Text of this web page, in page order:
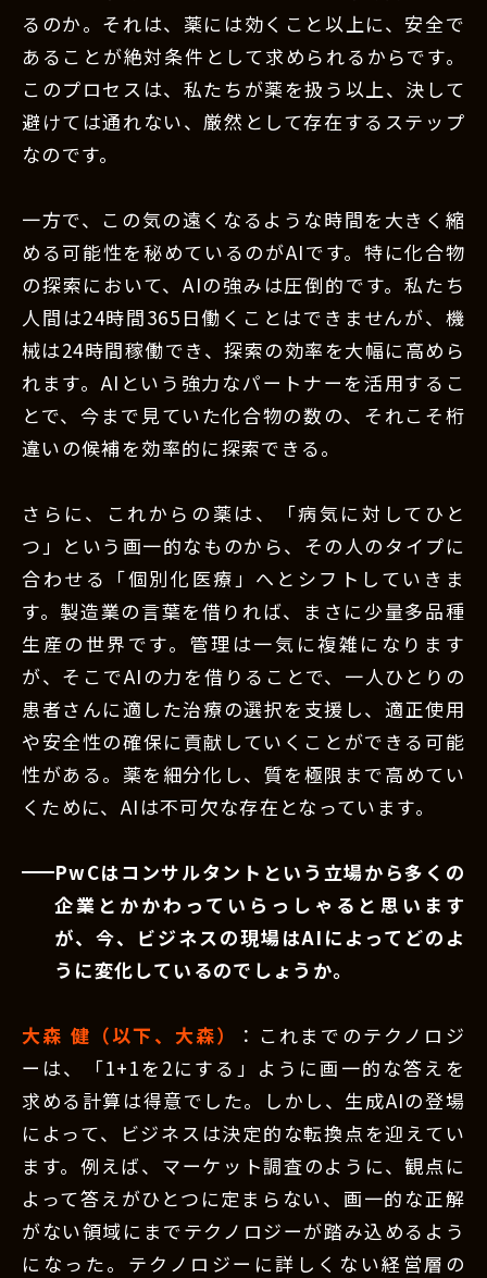
るのか。それは、薬には効くこと以上に、安全で
あることが絶対条件として求められるからです。
このプロセスは、私たちが薬を扱う以上、決して
避けては通れない、厳然として存在するステップ
なのです。
一方で、この気の遠くなるような時間を大きく縮
める可能性を秘めているのがAIです。特に化合物
の探索において、AIの強みは圧倒的です。私たち
人間は24時間365日働くことはできませんが、機
械は24時間稼働でき、探索の効率を大幅に高めら
れます。AIという強力なパートナーを活用するこ
とで、今まで見ていた化合物の数の、それこそ桁
違いの候補を効率的に探索できる。
さらに、これからの薬は、「病気に対してひと
つ」という画一的なものから、その人のタイプに
合わせる「個別化医療」へとシフトしていきま
す。製造業の言葉を借りれば、まさに少量多品種
生産の世界です。管理は一気に複雑になります
が、そこでAIの力を借りることで、一人ひとりの
患者さんに適した治療の選択を支援し、適正使用
や安全性の確保に貢献していくことができる可能
性がある。薬を細分化し、質を極限まで高めてい
くために、AIは不可欠な存在となっています。
PwCはコンサルタントという立場から多くの
企業とかかわっていらっしゃると思います
が、今、ビジネスの現場はAIによってどのよ
うに変化しているのでしょうか。
大森 健（以下、大森）
：これまでのテクノロジ
ーは、「1+1を2にする」ように画一的な答えを
求める計算は得意でした。しかし、生成AIの登場
によって、ビジネスは決定的な転換点を迎えてい
ます。例えば、マーケット調査のように、観点に
よって答えがひとつに定まらない、画一的な正解
がない領域にまでテクノロジーが踏み込めるよう
になった。テクノロジーに詳しくない経営層の